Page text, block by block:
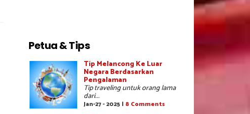
Petua & Tips
Tip Melancong Ke Luar
Negara Berdasarkan
Pengalaman
Tip traveling untuk orang lama
dari...
Jan-27 - 2025 | 8 Comments